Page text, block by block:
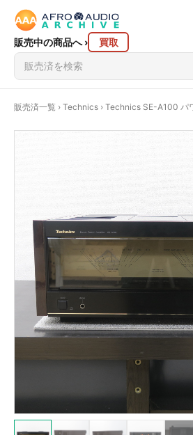
販売中の商品へ› 買取
販売済一覧 › Technics › Technics SE-A100 パワ